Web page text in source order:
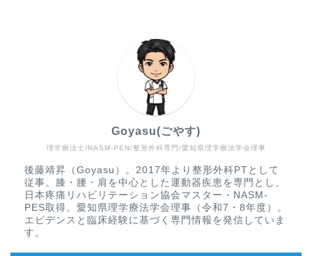
理学療法士/NASM-PEN/整形外科専門/愛知県理学療法学会理事
Goyasu(ごやす)
後藤靖昇（Goyasu）。2017年より整形外科PTとして
従事。膝・腰・肩を中心とした運動器疾患を専門とし、
日本疼痛リハビリテーション協会マスター・NASM-
PES取得。愛知県理学療法学会理事（令和7・8年度）。
エビデンスと臨床経験に基づく専門情報を発信していま
す。
疾患から探す